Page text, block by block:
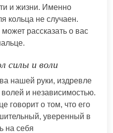
и жизни. Именно
кольца не случаен.
рассказать о вас
силы и воли
нашей руки, издревле
и независимостью.
говорит о том, что его
уверенный в
на себя